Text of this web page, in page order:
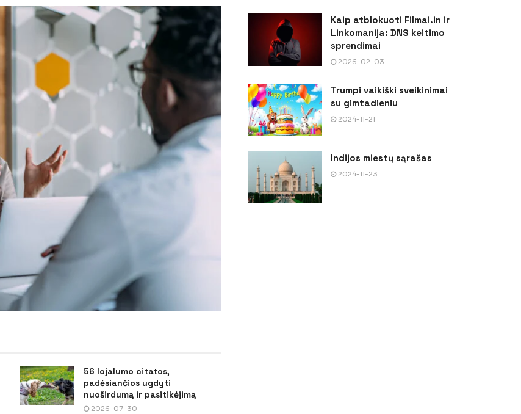
56 lojalumo citatos,
padėsiančios ugdyti
nuoširdumą ir pasitikėjimą
2026-07-30
Kaip atblokuoti Filmai.in ir
Linkomanija: DNS keitimo
sprendimai
2026-02-03
Trumpi vaikiški sveikinimai
su gimtadieniu
2024-11-21
Indijos miestų sąrašas
2024-11-23